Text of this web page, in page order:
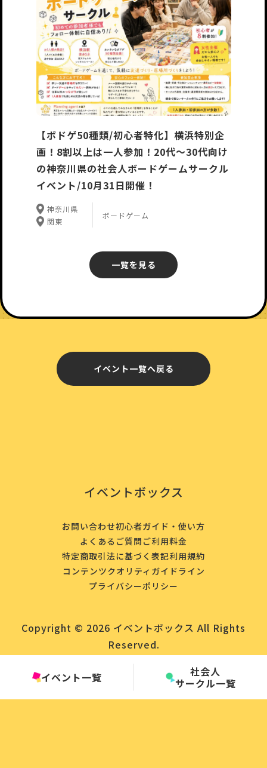
イベント一覧
社会人
サークル一覧
【ボドゲ50種類/初心者特化】横浜特別企
画！8割以上は一人参加！20代〜30代向け
の神奈川県の社会人ボードゲームサークル
イベント/10月31日開催！
神奈川県
関東
ボードゲーム
一覧を見る
イベント一覧へ戻る
イベントボックス
お問い合わせ初心者ガイド・使い方
よくあるご質問 ご利用料金
特定商取引法に基づく表記利用規約
コンテンツクオリティガイドライン
プライバシーポリシー
Copyright © 2026 イベントボックス All Rights
Reserved.